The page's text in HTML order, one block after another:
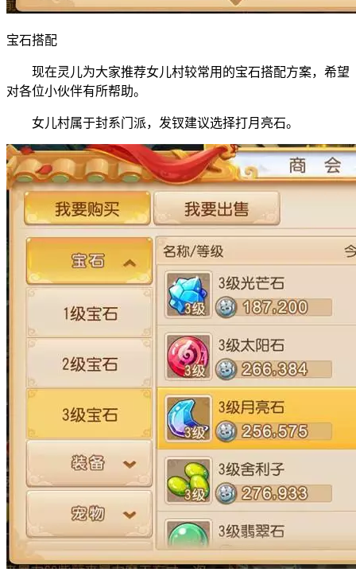
宝石搭配
现在灵儿为大家推荐女儿村较常用的宝石搭配方案，希望
对各位小伙伴有所帮助。
女儿村属于封系门派，发钗建议选择打月亮石。